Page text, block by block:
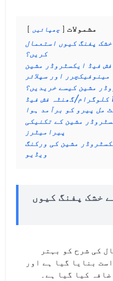
مشمولات چھپائیں
پفنگ کیوں استعمال
کریں؟
فیڈ ایکسٹروڈر مشین
مینوفیکچرر اور سپلائر
مشین کیسے خریدیں؟
کامیاب کیس: 100-150 کلوگرام/گھنٹہ فش فیڈ
مل پیرو کو برآمد ہوا
مشین کے تکنیکی
پیرامیٹرز
مشین کی ورکنگ
ویڈیو
خشک پفنگ کیوں
کی شرح کو بہتر
بنایا گیا ہے اور
کیا گیا ہے۔